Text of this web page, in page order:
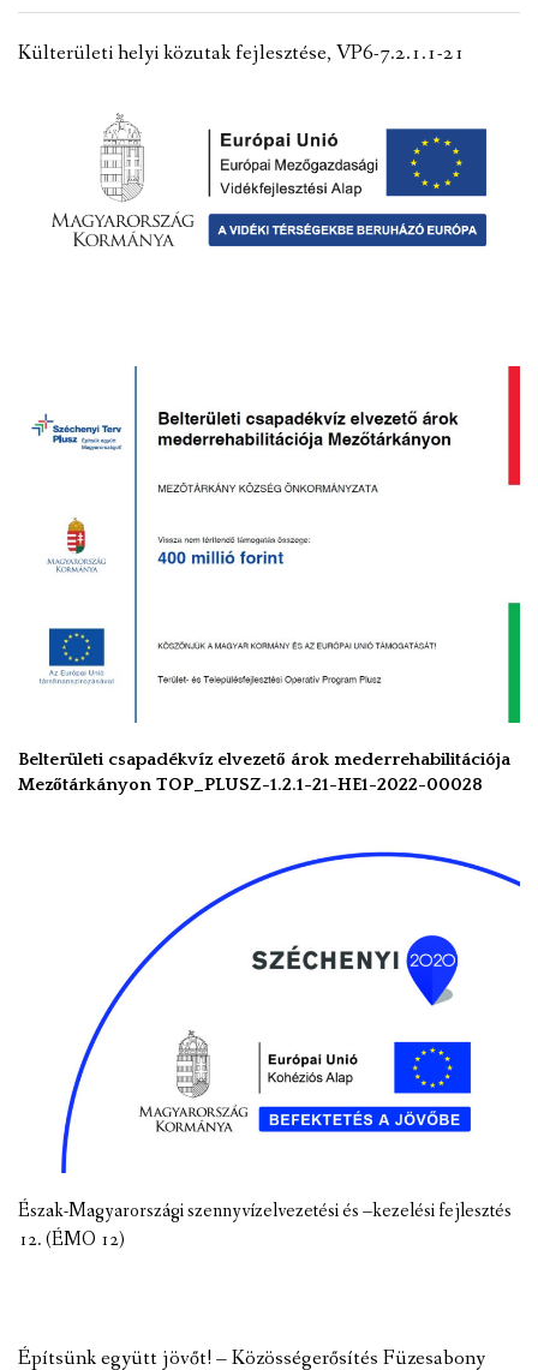
Külterületi helyi közutak fejlesztése, VP6-7.2.1.1-21
Belterületi csapadékvíz elvezető árok mederrehabilitációja
Mezőtárkányon TOP_PLUSZ-1.2.1-21-HE1-2022-00028
Észak-Magyarországi szennyvízelvezetési és –kezelési fejlesztés
12. (ÉMO 12)
Építsünk együtt jövőt! – Közösségerősítés Füzesabony